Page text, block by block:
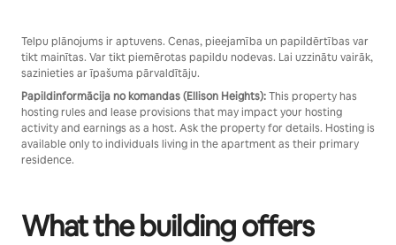
Telpu plānojums ir aptuvens. Cenas, pieejamība un papildērtības var
tikt mainītas. Var tikt piemērotas papildu nodevas. Lai uzzinātu vairāk,
sazinieties ar īpašuma pārvaldītāju.
Papildinformācija no komandas (Ellison Heights):This property has
hosting rules and lease provisions that may impact your hosting
activity and earnings as a host. Ask the property for details. Hosting is
available only to individuals living in the apartment as their primary
residence.
What the building offers